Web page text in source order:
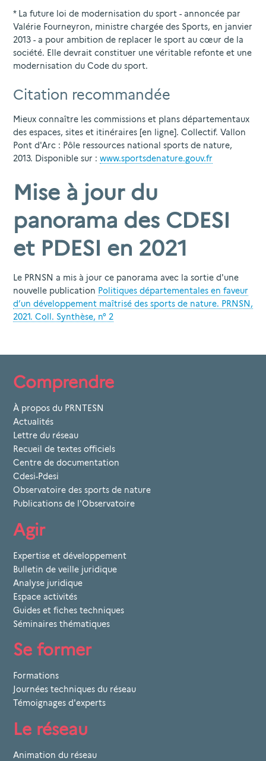
* La future loi de modernisation du sport - annoncée par
Valérie Fourneyron, ministre chargée des Sports, en janvier
2013 - a pour ambition de replacer le sport au cœur de la
société. Elle devrait constituer une véritable refonte et une
modernisation du Code du sport.
Citation recommandée
Mieux connaître les commissions et plans départementaux
des espaces, sites et itinéraires [en ligne]. Collectif. Vallon
Pont d'Arc : Pôle ressources national sports de nature,
2013. Disponible sur : www.sportsdenature.gouv.fr
Mise à jour du
panorama des CDESI
et PDESI en 2021
Le PRNSN a mis à jour ce panorama avec la sortie d'une
nouvelle publication Politiques départementales en faveur
d’un développement maîtrisé des sports de nature. PRNSN,
2021. Coll. Synthèse, n° 2
Comprendre
À propos du PRNTESN
Actualités
Lettre du réseau
Recueil de textes officiels
Centre de documentation
Cdesi-Pdesi
Observatoire des sports de nature
Publications de l'Observatoire
Agir
Expertise et développement
Bulletin de veille juridique
Analyse juridique
Espace activités
Guides et fiches techniques
Séminaires thématiques
Se former
Formations
Journées techniques du réseau
Témoignages d'experts
Le réseau
Animation du réseau